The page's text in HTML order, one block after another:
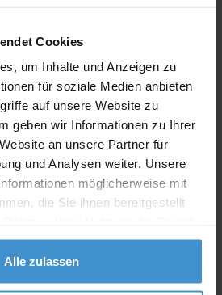
Cookies
um Inhalte und Anzeigen zu
für soziale Medien anbieten
auf unsere Website zu
geben wir Informationen zu Ihrer
an unsere Partner für
und Analysen weiter. Unsere
möglicherweise mit
die Sie ihnen bereitgestellt
Alle zulassen
Warenkorb
drucken
Anfrage
ca. 4 - 5 Wochen